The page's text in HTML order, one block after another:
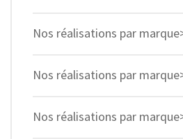
Nos réalisations par
Nos réalisations par
Nos réalisations par